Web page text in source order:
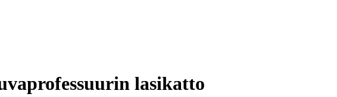
lasikatto